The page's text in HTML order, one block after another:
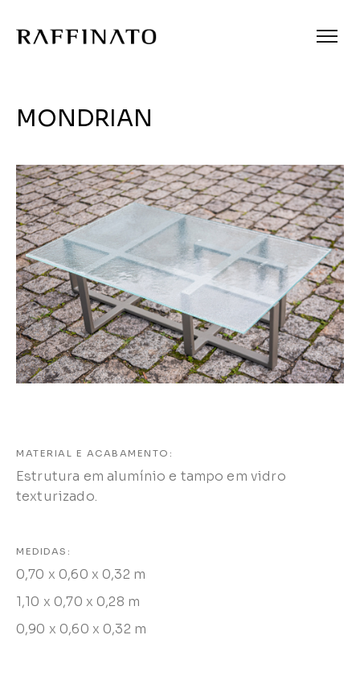
MONDRIAN
MATERIAL E ACABAMENTO:
Estrutura em alumínio e tampo em vidro
texturizado.
MEDIDAS:
0,70 x 0,60 x 0,32 m
1,10 x 0,70 x 0,28 m
0,90 x 0,60 x 0,32 m